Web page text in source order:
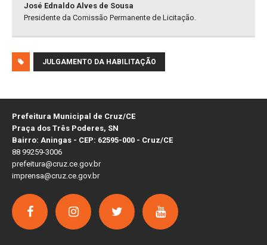
José Ednaldo Alves de Sousa
Presidente da Comissão Permanente de Licitação.
JULGAMENTO DA HABILITAÇÃO
Prefeitura Municipal de Cruz/CE
Praça dos Três Poderes, SN
Bairro: Aningas - CEP: 62595-000 - Cruz/CE
88 99259-3006
prefeitura@cruz.ce.gov.br
imprensa@cruz.ce.gov.br